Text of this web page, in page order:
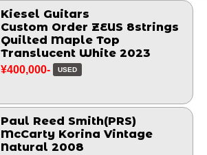
Kiesel Guitars
Custom Order ZEUS 8strings
Quilted Maple Top
Translucent White 2023
¥400,000- USED
Paul Reed Smith(PRS)
McCarty Korina Vintage
Natural 2008